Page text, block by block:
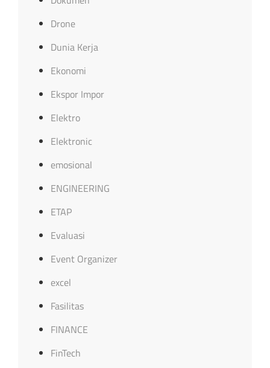
Drone
Dunia Kerja
Ekonomi
Ekspor Impor
Elektro
Elektronic
emosional
ENGINEERING
ETAP
Evaluasi
Event Organizer
excel
Fasilitas
FINANCE
FinTech